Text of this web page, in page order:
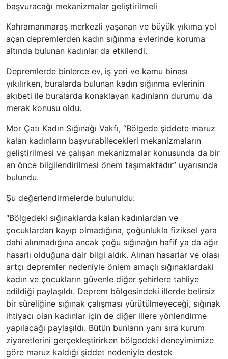
başvuracağı mekanizmalar geliştirilmeli
Kahramanmaraş merkezli yaşanan ve büyük yıkıma yol
açan depremlerden kadın sığınma evlerinde koruma
altında bulunan kadınlar da etkilendi.
Depremlerde binlerce ev, iş yeri ve kamu binası
yıkılırken, buralarda bulunan kadın sığınma evlerinin
akıbeti ile buralarda konaklayan kadınların durumu da
merak konusu oldu.
Mor Çatı Kadın Sığınağı Vakfı, “Bölgede şiddete maruz
kalan kadınların başvurabilecekleri mekanizmaların
geliştirilmesi ve çalışan mekanizmalar konusunda da bir
an önce bilgilendirilmesi önem taşımaktadır” uyarısında
bulundu.
Şu değerlendirmelerde bulunuldu:
“Bölgedeki sığınaklarda kalan kadınlardan ve
çocuklardan kayıp olmadığına, çoğunlukla fiziksel yara
dahi alınmadığına ancak çoğu sığınağın hafif ya da ağır
hasarlı olduğuna dair bilgi aldık. Alınan hasarlar ve olası
artçı depremler nedeniyle önlem amaçlı sığınaklardaki
kadın ve çocukların güvenle diğer şehirlere tahliye
edildiği paylaşıldı. Deprem bölgesindeki illerde belirsiz
bir süreliğine sığınak çalışması yürütülmeyeceği, sığınak
ihtiyacı olan kadınlar için de diğer illere yönlendirme
yapılacağı paylaşıldı. Bütün bunların yanı sıra kurum
ziyaretlerini gerçekleştirirken bölgedeki deneyimimize
göre maruz kaldığı şiddet nedeniyle destek